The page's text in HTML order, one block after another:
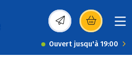
(s’ouvre dans une
Ouvert jusqu'à 19:00